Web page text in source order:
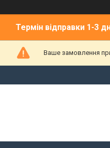
Термін відправки 1-3
Ваше замовлення